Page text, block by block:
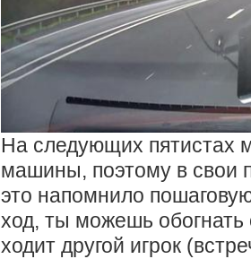
На следующих пятистах
машины, поэтому в свои
это напомнило
ход, ты можешь
ходит другой игрок